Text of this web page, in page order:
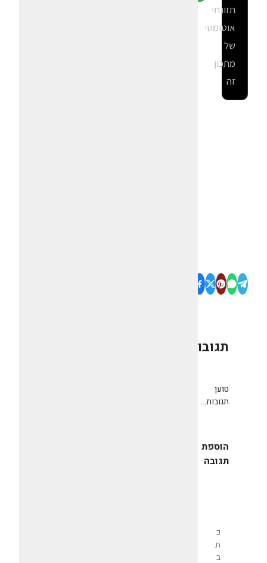
תזונתי
אוטומטי
של
מתכון
זה
תגובות
טוען
תגובות...
הוספת
תגובה